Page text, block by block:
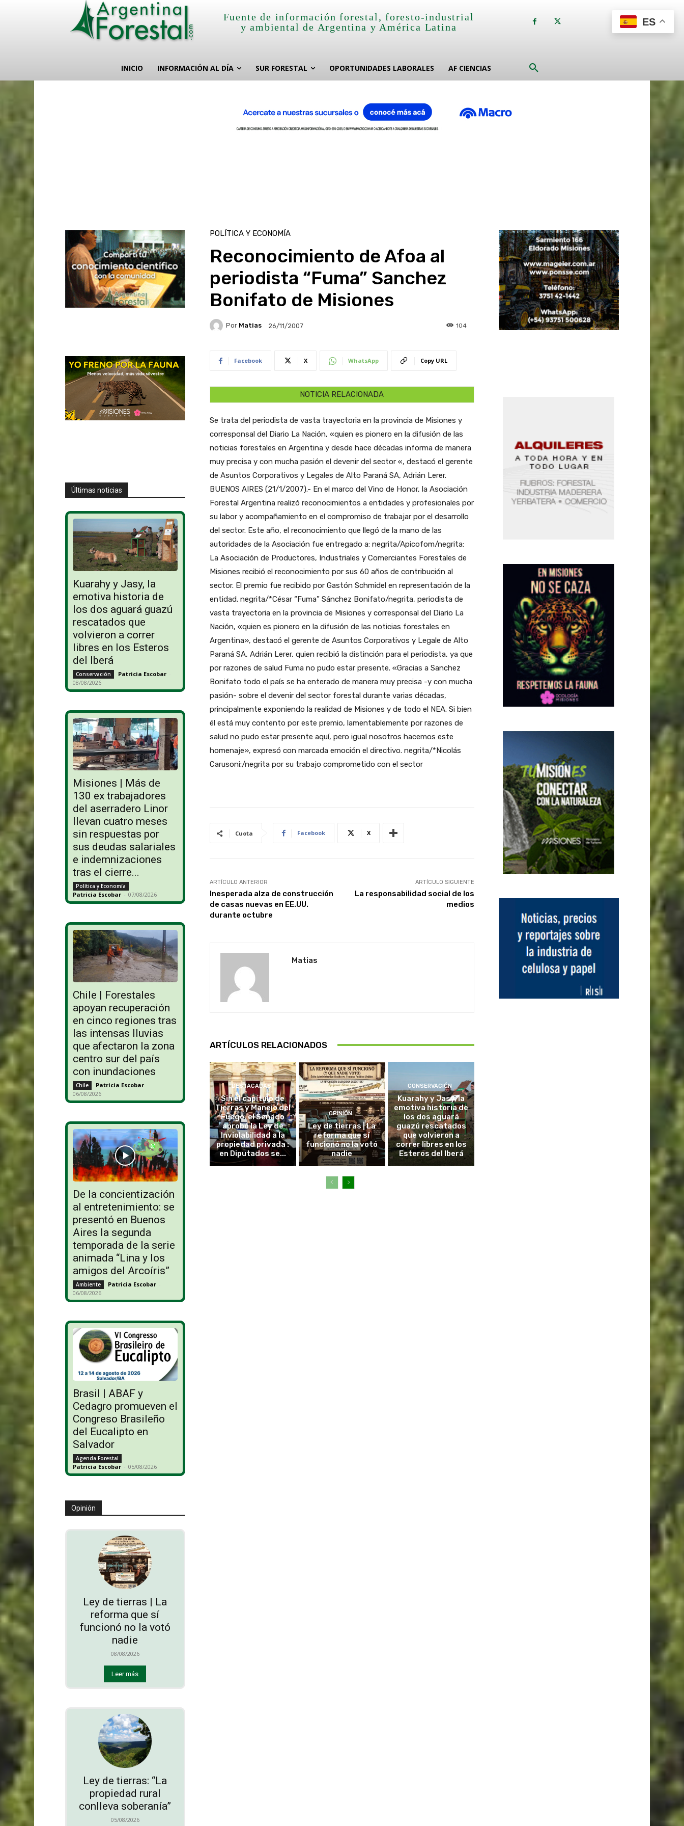
Fuente de información forestal, foresto-industrial
y ambiental de Argentina y América Latina
INICIO INFORMACIÓN AL DÍA SUR FORESTAL OPORTUNIDADES LABORALES AF CIENCIAS
Últimas noticias
Kuarahy y Jasy, la
emotiva historia de
los dos aguará guazú
rescatados que
volvieron a correr
libres en los Esteros
del Iberá
Conservación Patricia Escobar -
08/08/2026
Misiones | Más de
130 ex trabajadores
del aserradero Linor
llevan cuatro meses
sin respuestas por
sus deudas salariales
e indemnizaciones
tras el cierre...
Política y Economía
Patricia Escobar - 07/08/2026
Chile | Forestales
apoyan recuperación
en cinco regiones tras
las intensas lluvias
que afectaron la zona
centro sur del país
con inundaciones
Chile Patricia Escobar -
06/08/2026
De la concientización
al entretenimiento: se
presentó en Buenos
Aires la segunda
temporada de la serie
animada “Lina y los
amigos del Arcoíris”
Ambiente Patricia Escobar -
06/08/2026
Brasil | ABAF y
Cedagro promueven el
Congreso Brasileño
del Eucalipto en
Salvador
Agenda Forestal
Patricia Escobar - 05/08/2026
Opinión
Ley de tierras | La
reforma que sí
funcionó no la votó
nadie
08/08/2026
Leer más
Ley de tierras: “La
propiedad rural
conlleva soberanía”
05/08/2026
POLÍTICA Y ECONOMÍA
Reconocimiento de Afoa al
periodista “Fuma” Sanchez
Bonifato de Misiones
Por Matias 26/11/2007 104
Facebook X WhatsApp Copy URL
NOTICIA RELACIONADA
Se trata del periodista de vasta trayectoria en la provincia de Misiones y
corresponsal del Diario La Nación, «quien es pionero en la difusión de las
noticias forestales en Argentina y desde hace décadas informa de manera
muy precisa y con mucha pasión el devenir del sector «, destacó el gerente
de Asuntos Corporativos y Legales de Alto Paraná SA, Adrián Lerer.
BUENOS AIRES (21/1/2007).- En el marco del Vino de Honor, la Asociación
Forestal Argentina realizó reconocimientos a entidades y profesionales por
su labor y acompañamiento en el compromiso de trabajar por el desarrollo
del sector. Este año, el reconocimiento que llegó de la mano de las
autoridades de la Asociación fue entregado a: negrita/Apicofom/negrita:
La Asociación de Productores, Industriales y Comerciantes Forestales de
Misiones recibió el reconocimiento por sus 60 años de contribución al
sector. El premio fue recibido por Gastón Schmidel en representación de la
entidad. negrita/*César “Fuma” Sánchez Bonifato/negrita, periodista de
vasta trayectoria en la provincia de Misiones y corresponsal del Diario La
Nación, «quien es pionero en la difusión de las noticias forestales en
Argentina», destacó el gerente de Asuntos Corporativos y Legale de Alto
Paraná SA, Adrián Lerer, quien recibió la distinción para el periodista, ya que
por razones de salud Fuma no pudo estar presente. «Gracias a Sanchez
Bonifato todo el país se ha enterado de manera muy precisa -y con mucha
pasión- sobre el devenir del sector forestal durante varias décadas,
principalmente exponiendo la realidad de Misiones y de todo el NEA. Si bien
él está muy contento por este premio, lamentablemente por razones de
salud no pudo estar presente aquí, pero igual nosotros hacemos este
homenaje», expresó con marcada emoción el directivo. negrita/*Nicolás
Carusoni:/negrita por su trabajo comprometido con el sector
Cuota Facebook X
ARTÍCULO ANTERIOR
Inesperada alza de construcción
de casas nuevas en EE.UU.
durante octubre
ARTÍCULO SIGUIENTE
La responsabilidad social de los
medios
Matias
ARTÍCULOS RELACIONADOS
DESTACADAS
Sin el capítulo de
Tierras y Manejo del
Fuego, el Senado
aprobó la Ley de
Inviolabilidad a la
propiedad privada :
en Diputados se...
OPINIÓN
Ley de tierras | La
reforma que sí
funcionó no la votó
nadie
CONSERVACIÓN
Kuarahy y Jasy, la
emotiva historia de
los dos aguará
guazú rescatados
que volvieron a
correr libres en los
Esteros del Iberá
ES